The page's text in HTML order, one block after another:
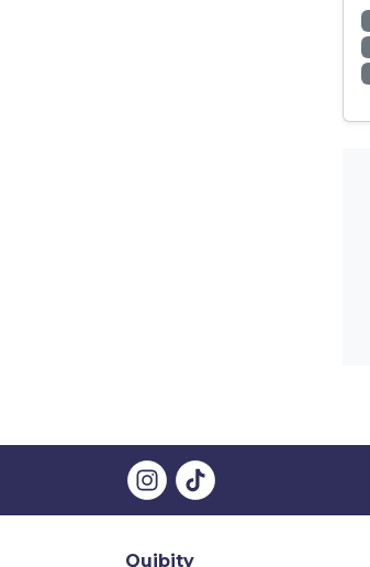
Quibity